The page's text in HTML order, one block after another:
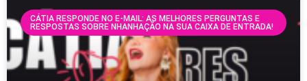
CÁTIA RESPONDE NO E-MAIL: AS MELHORES PERGUNTAS E
RESPOSTAS SOBRE NHANHAÇÃO NA SUA CAIXA DE ENTRADA!